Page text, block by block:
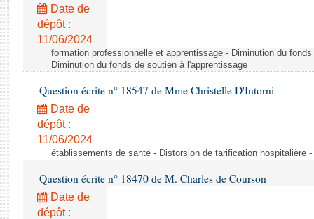
Rapports sur l'application des lois
Baromètre de l’application des lois
Dossiers législatifs
Budget et sécurité sociale
Questions écrites et orales
Comptes rendus des débats
Date de
dépôt :
11/06/2024
formation professionnelle et apprentissage - Diminution du
Diminution du fonds de soutien à l'apprentissage
Question écrite n° 18547 de Mme Christelle D'Intorni
Date de
dépôt :
11/06/2024
établissements de santé - Distorsion de tarification hospitalière
Question écrite n° 18470 de M. Charles de Courson
Date de
dépôt :